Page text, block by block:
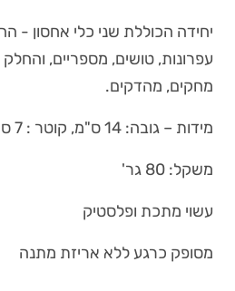
יחידה הכוללת שני כלי אחסון -
עפרונות, טושים, מספריים, והחלק
מחקים, מהדקים.
מידות – גובה: 14 ס"מ, קוטר : 7 ס"מ.
משקל: 80 גר'
עשוי מתכת ופלסטיק
מסופק כרגע ללא אריזת מתנה